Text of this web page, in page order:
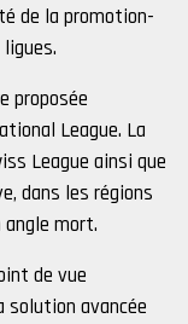
de la promotion-
proposée
League. La
League ainsi que
dans les régions
mort.
de vue
solution avancée